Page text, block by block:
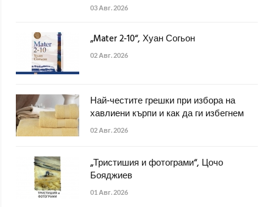
03 Авг. 2026
„Mater 2-10“, Хуан Согьон
02 Авг. 2026
Най-честите грешки при избора на
хавлиени кърпи и как да ги избегнем
02 Авг. 2026
„Тристишия и фотограми“, Цочо
Бояджиев
01 Авг. 2026